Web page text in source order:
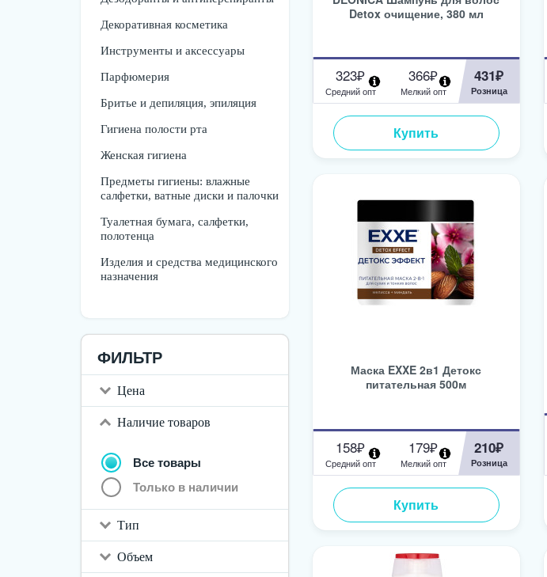
Декоративная косметика
Инструменты и аксессуары
Парфюмерия
Бритье и депиляция, эпиляция
Гигиена полости рта
Женская гигиена
Предметы гигиены: влажные
салфетки, ватные диски и палочки
Туалетная бумага, салфетки,
полотенца
Изделия и средства медицинского
назначения
ФИЛЬТР
Цена
Наличие товаров
Все товары
Только в наличии
Тип
Объем
Detox очищение, 380 мл
323₽
Средний опт
366₽
Мелкий опт
431₽
Розница
Купить
Маска EXXE 2в1 Детокс
питательная 500м
158₽
Средний опт
179₽
Мелкий опт
210₽
Розница
Купить